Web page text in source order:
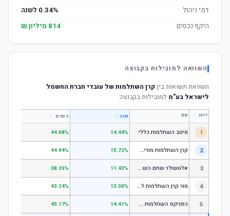
דמי ניהול
0.34% לשנה
היקף נכסים
814 מיליון ₪
השוואה למובילות בקבוצה
השוואת תשואות בין קרן השתלמות של עובדי חברת החשמל
לישראל בע"מ למובילות בקבוצה:
דירוג שם שנה ↕ 3 שנים ↕
1 מיטב השתלמות כללי 14.44%
44.08%
2 ק
רן השתלמות מורים וגננות המסלול הרגיל - מסלול כללי 15.72%
44.94%
3 א
לטשולר שחם השתלמות כללי 11.43%
38.26%
4 מ
ור קרן השתלמות לשכירים ולעצמאים - כללי 13.30%
43.24%
5 ה
פניקס השתלמות כללי 14.41%
45.17%